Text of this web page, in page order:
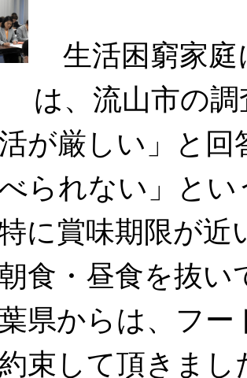
生活困窮家庭
は、流山市の
が厳しい」と
られない」と
に賞味期限が近
食・昼食を抜
県からは、フ
束して頂きまし